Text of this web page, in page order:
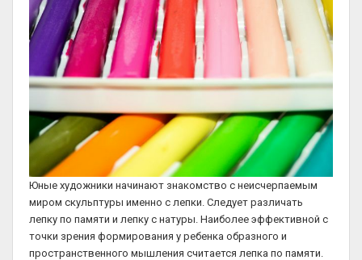
Юные художники начинают знакомство с неисчерпаемым
миром скульптуры именно с лепки. Следует различать
лепку по памяти и лепку с натуры. Наиболее эффективной с
точки зрения формирования у ребенка образного и
пространственного мышления считается лепка по памяти.